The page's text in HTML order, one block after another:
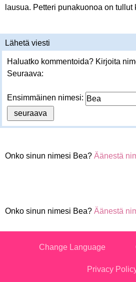
lausua. Petteri punakuonoa on tullut
Lähetä viesti
Haluatko kommentoida? Kirjoita
Seuraava:
Ensimmäinen nimesi:
Onko sinun nimesi Bea? Äänestä
Onko sinun nimesi Bea? Äänestä
Change Language
Privacy